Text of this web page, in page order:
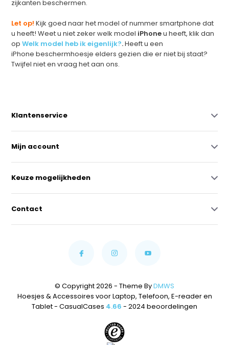
zijkanten beschermen.
Let op! Kijk goed naar het model of nummer smartphone dat
u heeft! Weet u niet zeker welk model iPhoneu heeft, klik dan
opWelk model heb ik eigenlijk?.Heeft u een
iPhone beschermhoesje elders gezien die er niet bij staat?
Twijfel niet en vraag het aan ons.
Klantenservice
Mijn account
Keuze mogelijkheden
Contact
© Copyright 2026 - Theme ByDMWS
Hoesjes & Accessoires voor Laptop, Telefoon, E-reader en
Tablet - CasualCases 4.66 - 2024 beoordelingen